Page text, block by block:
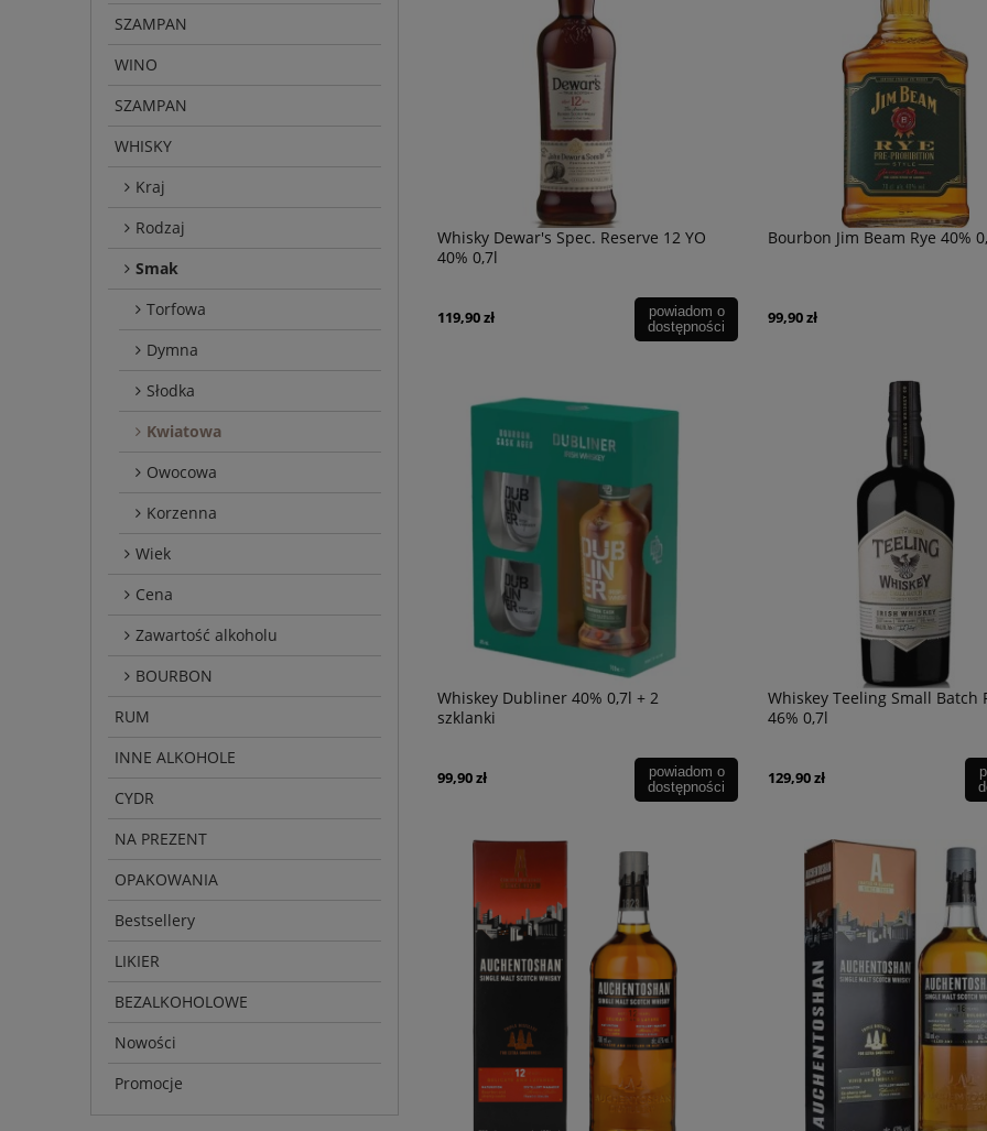
SZAMPAN
WINO
SZAMPAN
WHISKY
Kraj
Rodzaj
Smak
Torfowa
Dymna
Słodka
Kwiatowa
Owocowa
Korzenna
Wiek
Cena
Zawartość alkoholu
BOURBON
RUM
INNE ALKOHOLE
CYDR
NA PREZENT
OPAKOWANIA
Bestsellery
LIKIER
BEZALKOHOLOWE
Nowości
Promocje
Whisky Dewar's Spec. Reserve 12 YO
40% 0,7l
119,90 zł
powiadom o
dostępności
Bourbon Jim Beam Rye 40%
99,90 zł
Whiskey Dubliner 40% 0,7l + 2
szklanki
99,90 zł
powiadom o
dostępności
Whiskey Teeling Small Batch
46% 0,7l
129,90 zł